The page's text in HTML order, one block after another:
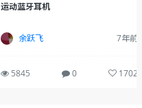
运动蓝牙耳机
余跃飞 7年前
5845 0 1702